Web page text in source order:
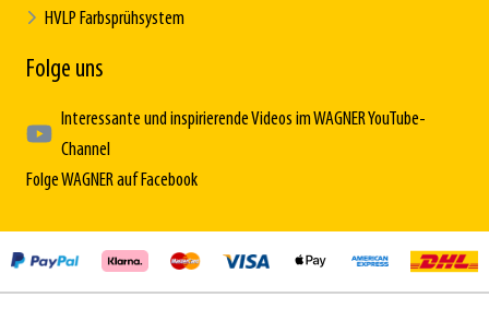
HVLP Farbsprühsystem
Folge uns
Interessante und inspirierende Videos im WAGNER YouTube-
Channel
Folge WAGNER auf Facebook